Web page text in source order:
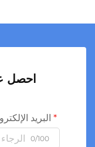
احصل
البريد
0/100